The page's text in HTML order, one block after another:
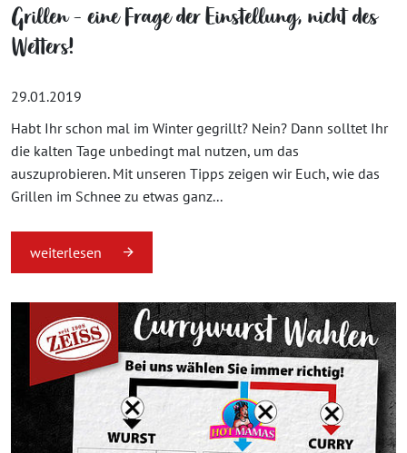
Grillen - eine Frage der Einstellung, nicht des
Wetters!
29.01.2019
Habt Ihr schon mal im Winter gegrillt? Nein? Dann solltet Ihr
die kalten Tage unbedingt mal nutzen, um das
auszuprobieren. Mit unseren Tipps zeigen wir Euch, wie das
Grillen im Schnee zu etwas ganz...
weiterlesen